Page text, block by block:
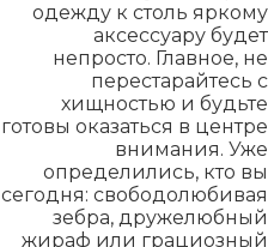
одежду к столь яркому
аксессуару будет
непросто. Главное, не
перестарайтесь с
хищностью и будьте
готовы оказаться в центре
внимания. Уже
определились, кто вы
сегодня: свободолюбивая
зебра, дружелюбный
жираф или грациозный